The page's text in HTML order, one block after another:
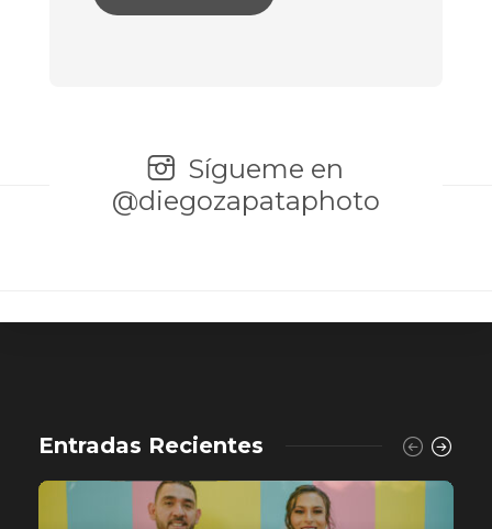
Sígueme en
@diegozapataphoto
Entradas Recientes